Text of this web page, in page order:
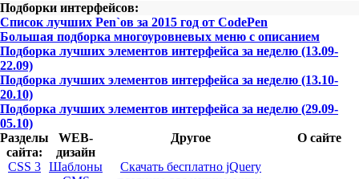
Подборки интерфейсов:
Список лучших Pen`ов за 2015 год от CodePen
Большая подборка многоуровневых меню с описанием
Подборка лучших элементов интерфейса за неделю (13.09-
22.09)
Подборка лучших элементов интерфейса за неделю (13.10-
20.10)
Подборка лучших элементов интерфейса за неделю (29.09-
05.10)
Разделы
сайта:
WEB-
дизайн
Другое О сайте
CSS 3 Шаблоны
Скачать бесплатно jQuery